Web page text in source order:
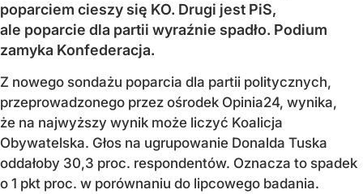
poparciem cieszy się KO. Drugi jest PiS,
ale poparcie dla partii wyraźnie spadło. Podium
zamyka Konfederacja.
Z nowego sondażu poparcia dla partii politycznych,
przeprowadzonego przez ośrodek Opinia24, wynika,
że na najwyższy wynik może liczyć Koalicja
Obywatelska. Głos na ugrupowanie Donalda Tuska
oddałoby 30,3 proc. respondentów. Oznacza to spadek
o 1 pkt proc. w porównaniu do lipcowego badania.